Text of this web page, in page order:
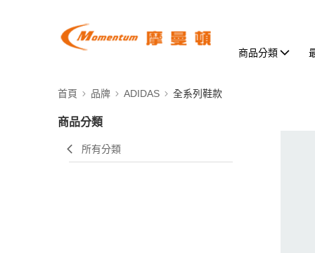
商品分類
首頁 品牌 ADIDAS 全系列鞋款
商品分類
所有分類